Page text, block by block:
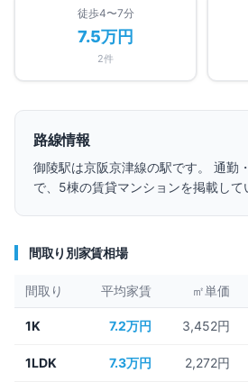
徒歩4〜7分
7.5万円
2件
路線情報
御陵駅は京阪京津線の駅です。 通勤
で、 5棟の賃貸マンションを掲載して
間取り別家賃相場
間取り 平均家賃 ㎡単価
1K 7.2万円 3,452円
1LDK 7.3万円 2,272円